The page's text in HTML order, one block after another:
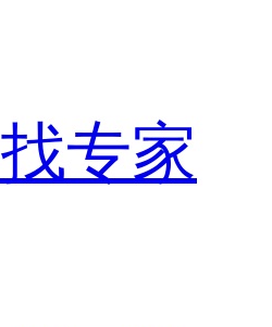
找专家